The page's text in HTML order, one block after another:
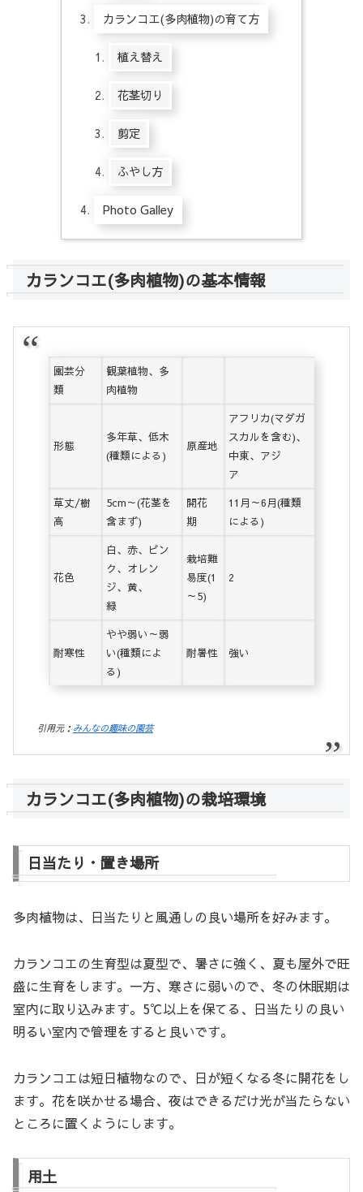
カランコエ(多肉植物)の育て方
植え替え
花茎切り
剪定
ふやし方
Photo Galley
カランコエ(多肉植物)の基本情報
園芸分
類
観葉植物、多
肉植物
形態
多年草、低木
(種類による)
原産地
アフリカ(マダガ
スカルを含む)、
中東、アジ
ア
草丈/樹
高
5cm～(花茎を
含まず)
開花
期
11月～6月(種類
による)
花色
白、赤、ピン
ク、オレン
ジ、黄、
緑
栽培難
易度(1
～5)
2
耐寒性
やや弱い～弱
い(種類によ
る)
耐暑性 強い
引用元： みんなの趣味の園芸
カランコエ(多肉植物)の栽培環境
日当たり・置き場所
多肉植物は、日当たりと風通しの良い場所を好みます。
カランコエの生育型は夏型で、暑さに強く、夏も屋外で旺
盛に生育をします。一方、寒さに弱いので、冬の休眠期は
室内に取り込みます。5℃以上を保てる、日当たりの良い
明るい室内で管理をすると良いです。
カランコエは短日植物なので、日が短くなる冬に開花をし
ます。花を咲かせる場合、夜はできるだけ光が当たらない
ところに置くようにします。
用土